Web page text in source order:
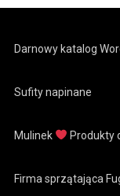
Darnowy katalog
Sufity napinane
Mulinek Produkty
Firma sprzątająca